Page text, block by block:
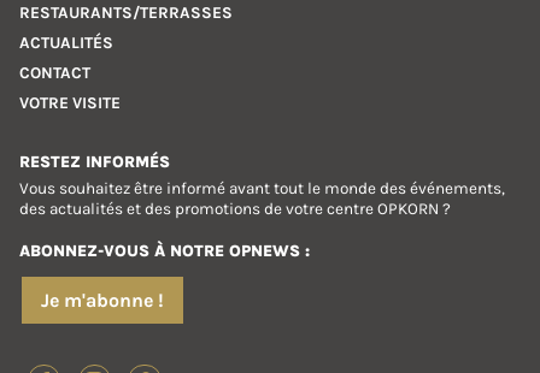
RESTAURANTS/TERRASSES
ACTUALITÉS
CONTACT
VOTRE VISITE
RESTEZ INFORMÉS
Vous souhaitez être informé avant tout le monde des événements,
des actualités et des promotions de votre centre OPKORN ?
ABONNEZ-VOUS À NOTRE OPNEWS :
Je m'abonne !